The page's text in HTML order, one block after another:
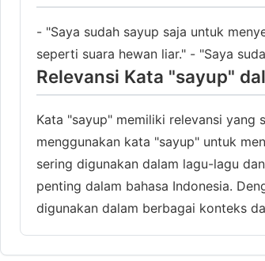
- "Saya sudah sayup saja untuk
seperti suara hewan liar." - "Saya
Relevansi Kata "sayup"
Kata "sayup" memiliki relevansi yang
menggunakan kata "sayup" untuk
sering digunakan dalam lagu-lagu
penting dalam bahasa Indonesia.
digunakan dalam berbagai konteks